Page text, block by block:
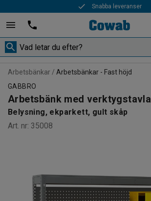
Snabba leveranser
Arbetsbänkar
Arbetsbänkar - Fast höjd
GABBRO
Arbetsbänk med verktygstavla
Belysning, ekparkett, gult skåp
Art. nr: 35008